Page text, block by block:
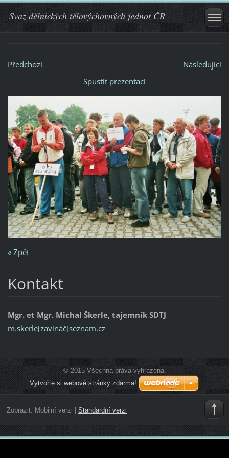
Svaz dělnických tělovýchovných jednot ČR
Předchozí
Následující
Spustit prezentaci
« Zpět
Kontakt
Mgr. et Mgr. Michal Škerle, tajemník SDTJ
m.skerle[zavináč]seznam.cz
© 2015 Všechna práva vyhrazena.
Vytvořte si webové stránky zdarma!
Zobrazit: Mobilní verzi | Standardní verzi